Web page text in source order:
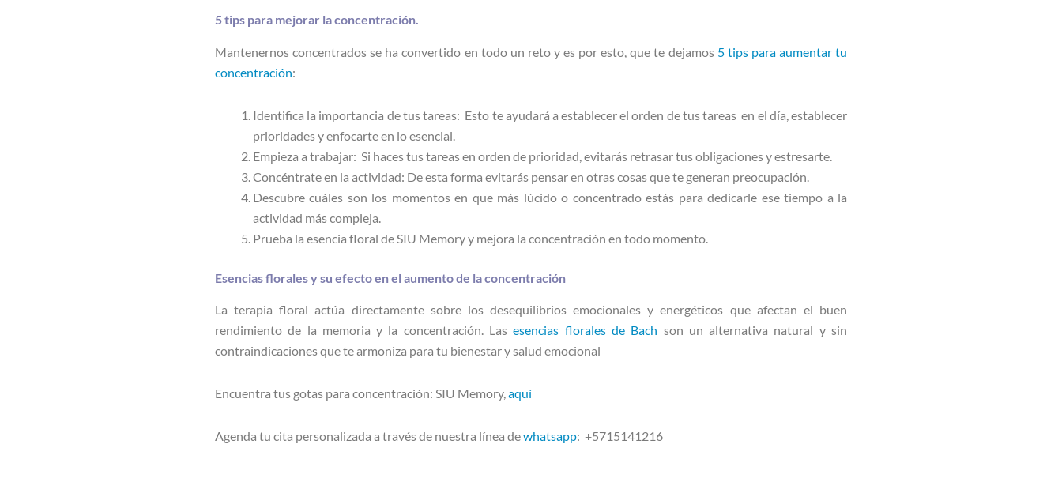
5 tips para mejorar la concentración.
Mantenernos concentrados se ha convertido en todo un reto y es por esto, que te dejamos 5 tips para aumentar tu
concentración:
Identifica la importancia de tus tareas: Esto te ayudará a establecer el orden de tus tareas en el día, establecer
prioridades y enfocarte en lo esencial.
Empieza a trabajar: Si haces tus tareas en orden de prioridad, evitarás retrasar tus obligaciones y estresarte.
Concéntrate en la actividad: De esta forma evitarás pensar en otras cosas que te generan preocupación.
Descubre cuáles son los momentos en que más lúcido o concentrado estás para dedicarle ese tiempo a la
actividad más compleja.
Prueba la esencia floral de SIU Memory y mejora la concentración en todo momento.
Esencias florales y su efecto en el aumento de la concentración
La terapia floral actúa directamente sobre los desequilibrios emocionales y energéticos que afectan el buen
rendimiento de la memoria y la concentración. Lasesencias florales de Bach son un alternativa natural y sin
contraindicaciones que te armoniza para tu bienestar y salud emocional
Encuentra tus gotas para concentración: SIU Memory,aquí
Agenda tu cita personalizada a través de nuestra línea dewhatsapp: +5715141216